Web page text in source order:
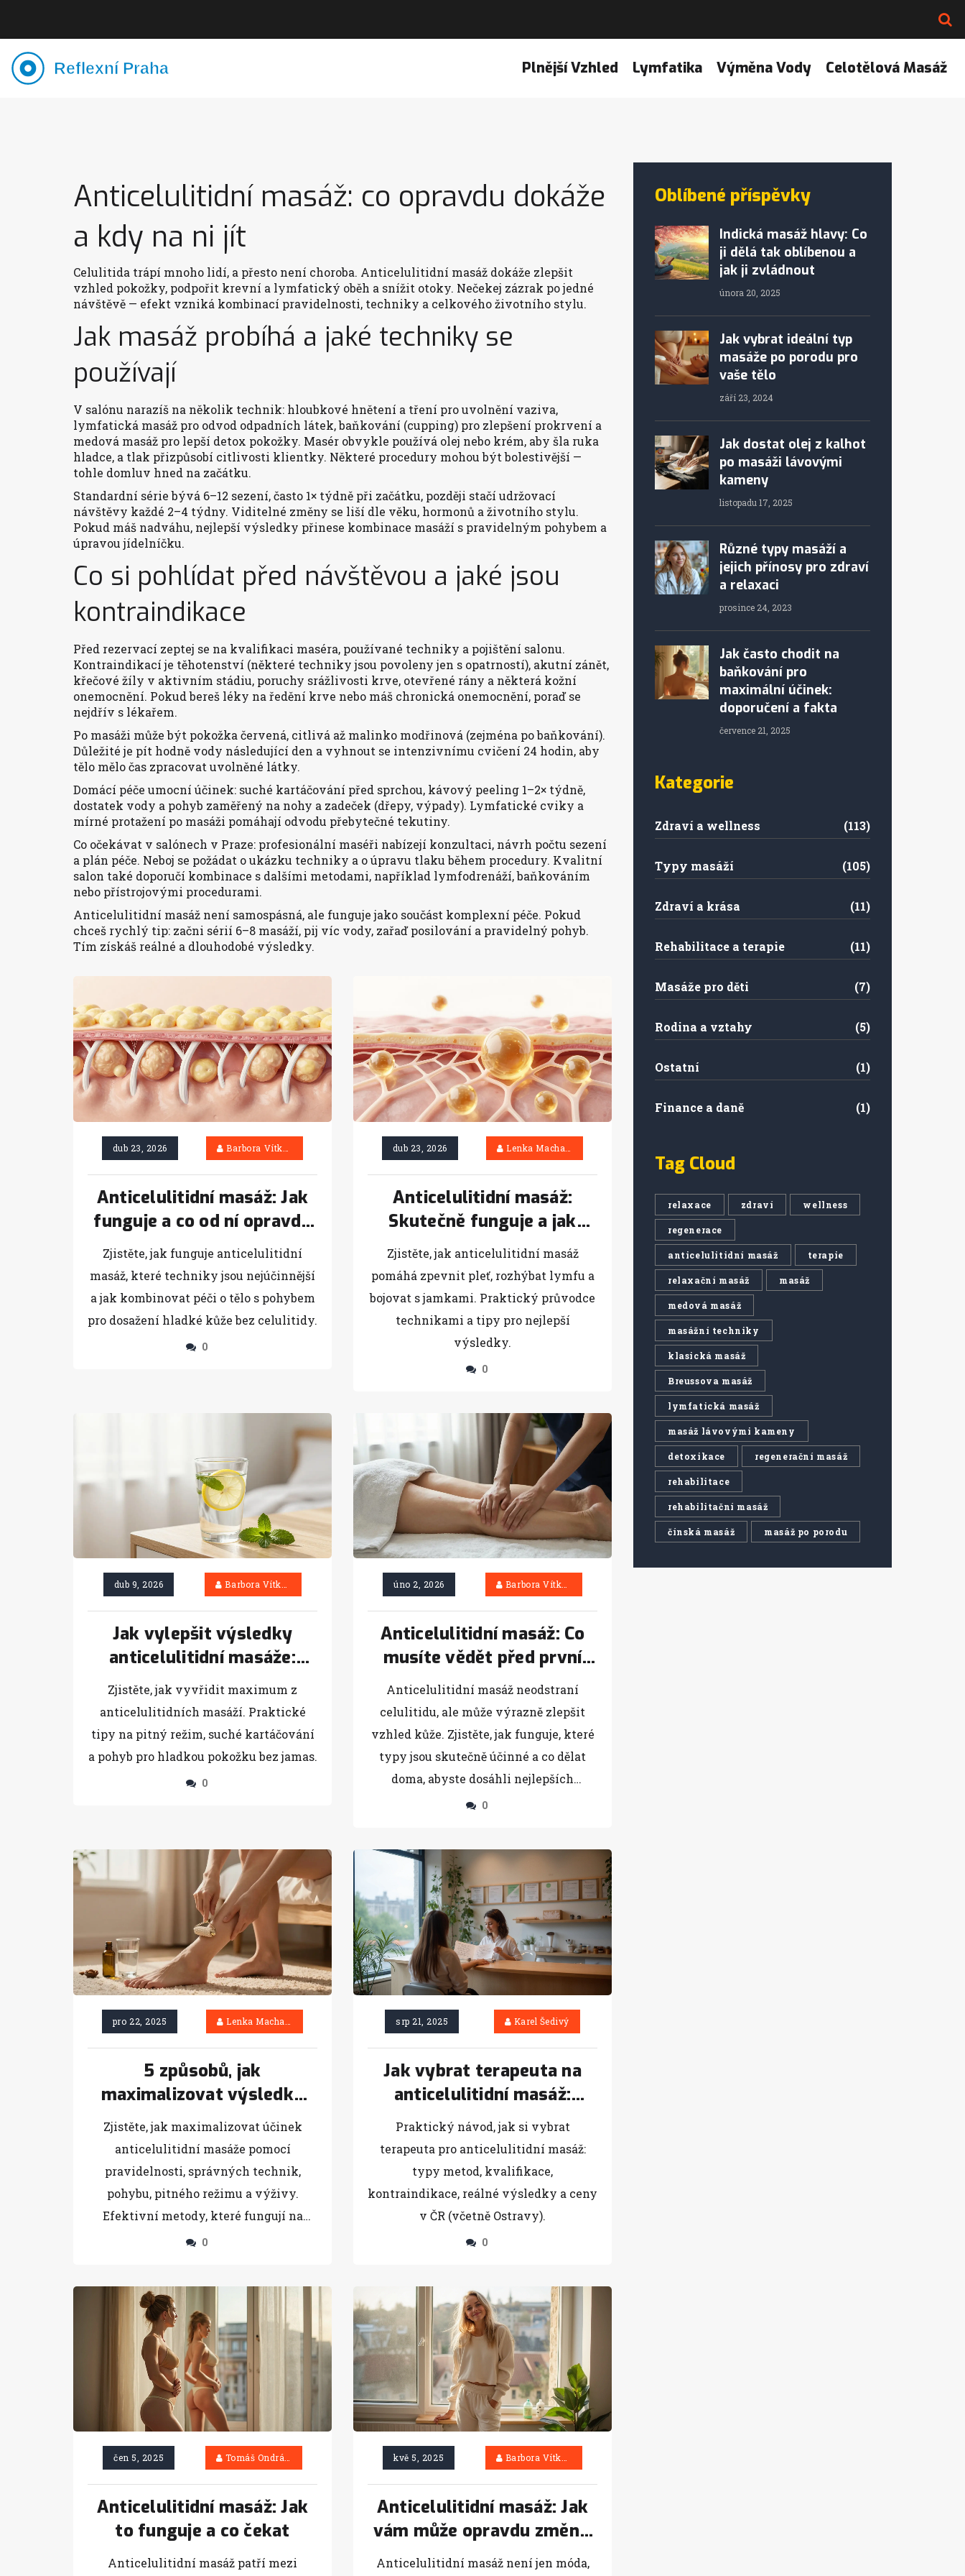
Plnější Vzhled Lymfatika Výměna Vody Celotělová Masáž
Anticelulitidní masáž: co opravdu dokáže
a kdy na ni jít
Celulitida trápí mnoho lidí, a přesto není choroba. Anticelulitidní masáž dokáže zlepšit
vzhled pokožky, podpořit krevní a lymfatický oběh a snížit otoky. Nečekej zázrak po jedné
návštěvě — efekt vzniká kombinací pravidelnosti, techniky a celkového životního stylu.
Jak masáž probíhá a jaké techniky se
používají
V salónu narazíš na několik technik: hloubkové hnětení a tření pro uvolnění vaziva,
lymfatická masáž pro odvod odpadních látek, baňkování (cupping) pro zlepšení prokrvení a
medová masáž pro lepší detox pokožky. Masér obvykle používá olej nebo krém, aby šla ruka
hladce, a tlak přizpůsobí citlivosti klientky. Některé procedury mohou být bolestivější —
tohle domluv hned na začátku.
Standardní série bývá 6–12 sezení, často 1× týdně při začátku, později stačí udržovací
návštěvy každé 2–4 týdny. Viditelné změny se liší dle věku, hormonů a životního stylu.
Pokud máš nadváhu, nejlepší výsledky přinese kombinace masáží s pravidelným pohybem a
úpravou jídelníčku.
Co si pohlídat před návštěvou a jaké jsou
kontraindikace
Před rezervací zeptej se na kvalifikaci maséra, používané techniky a pojištění salonu.
Kontraindikací je těhotenství (některé techniky jsou povoleny jen s opatrností), akutní zánět,
křečové žíly v aktivním stádiu, poruchy srážlivosti krve, otevřené rány a některá kožní
onemocnění. Pokud bereš léky na ředění krve nebo máš chronická onemocnění, poraď se
nejdřív s lékařem.
Po masáži může být pokožka červená, citlivá až malinko modřinová (zejména po baňkování).
Důležité je pít hodně vody následující den a vyhnout se intenzivnímu cvičení 24 hodin, aby
tělo mělo čas zpracovat uvolněné látky.
Domácí péče umocní účinek: suché kartáčování před sprchou, kávový peeling 1–2× týdně,
dostatek vody a pohyb zaměřený na nohy a zadeček (dřepy, výpady). Lymfatické cviky a
mírné protažení po masáži pomáhají odvodu přebytečné tekutiny.
Co očekávat v salónech v Praze: profesionální maséři nabízejí konzultaci, návrh počtu sezení
a plán péče. Neboj se požádat o ukázku techniky a o úpravu tlaku během procedury. Kvalitní
salon také doporučí kombinace s dalšími metodami, například lymfodrenáží, baňkováním
nebo přístrojovými procedurami.
Anticelulitidní masáž není samospásná, ale funguje jako součást komplexní péče. Pokud
chceš rychlý tip: začni sérií 6–8 masáží, pij víc vody, zařaď posilování a pravidelný pohyb.
Tím získáš reálné a dlouhodobé výsledky.
dub 23, 2026 Barbora Vítková
Anticelulitidní masáž: Jak
funguje a co od ní opravdu
očekávat
Zjistěte, jak funguje anticelulitidní
masáž, které techniky jsou nejúčinnější
a jak kombinovat péči o tělo s pohybem
pro dosažení hladké kůže bez celulitidy.
0
dub 23, 2026 Lenka Machačová
Anticelulitidní masáž:
Skutečně funguje a jak
pomáhá pleti?
Zjistěte, jak anticelulitidní masáž
pomáhá zpevnit pleť, rozhýbat lymfu a
bojovat s jamkami. Praktický průvodce
technikami a tipy pro nejlepší
výsledky.
0
dub 9, 2026 Barbora Vítková
Jak vylepšit výsledky
anticelulitidní masáže:
Praktické tipy pro hladkou
pokožku
Zjistěte, jak vyvřidit maximum z
anticelulitidních masáží. Praktické
tipy na pitný režim, suché kartáčování
a pohyb pro hladkou pokožku bez jamas.
0
úno 2, 2026 Barbora Vítková
Anticelulitidní masáž: Co
musíte vědět před první
sezení
Anticelulitidní masáž neodstraní
celulitidu, ale může výrazně zlepšit
vzhled kůže. Zjistěte, jak funguje, které
typy jsou skutečně účinné a co dělat
doma, abyste dosáhli nejlepších
výsledků.
0
pro 22, 2025 Lenka Machačová
5 způsobů, jak
maximalizovat výsledky
anticelulitidní masáže
Zjistěte, jak maximalizovat účinek
anticelulitidní masáže pomocí
pravidelnosti, správných technik,
pohybu, pitného režimu a výživy.
Efektivní metody, které fungují na
realitě, ne na slibech.
0
srp 21, 2025 Karel Šedivý
Jak vybrat terapeuta na
anticelulitidní masáž:
kvalifikace, ceny a bezpečí
(ČR 2025)
Praktický návod, jak si vybrat
terapeuta pro anticelulitidní masáž:
typy metod, kvalifikace,
kontraindikace, reálné výsledky a ceny
v ČR (včetně Ostravy).
0
čen 5, 2025 Tomáš Ondráček
Anticelulitidní masáž: Jak
to funguje a co čekat
Anticelulitidní masáž patří mezi
kvě 5, 2025 Barbora Vítková
Anticelulitidní masáž: Jak
vám může opravdu změnit
život
Anticelulitidní masáž není jen móda,
Oblíbené příspěvky
Indická masáž hlavy: Co
ji dělá tak oblíbenou a
jak ji zvládnout
února 20, 2025
Jak vybrat ideální typ
masáže po porodu pro
vaše tělo
září 23, 2024
Jak dostat olej z kalhot
po masáži lávovými
kameny
listopadu 17, 2025
Různé typy masáží a
jejich přínosy pro zdraví
a relaxaci
prosince 24, 2023
Jak často chodit na
baňkování pro
maximální účinek:
doporučení a fakta
července 21, 2025
Kategorie
Zdraví a wellness (113)
Typy masáží (105)
Zdraví a krása (11)
Rehabilitace a terapie (11)
Masáže pro děti (7)
Rodina a vztahy (5)
Ostatní (1)
Finance a daně (1)
Tag Cloud
relaxace zdraví wellness
regenerace
anticelulitidní masáž terapie
relaxační masáž masáž
medová masáž
masážní techniky
klasická masáž
Breussova masáž
lymfatická masáž
masáž lávovými kameny
detoxikace regenerační masáž
rehabilitace
rehabilitační masáž
čínská masáž masáž po porodu